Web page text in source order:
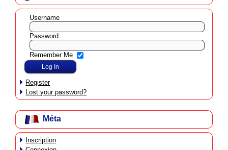
Username
Password
Remember Me
Register
Lost your password?
Méta
Inscription